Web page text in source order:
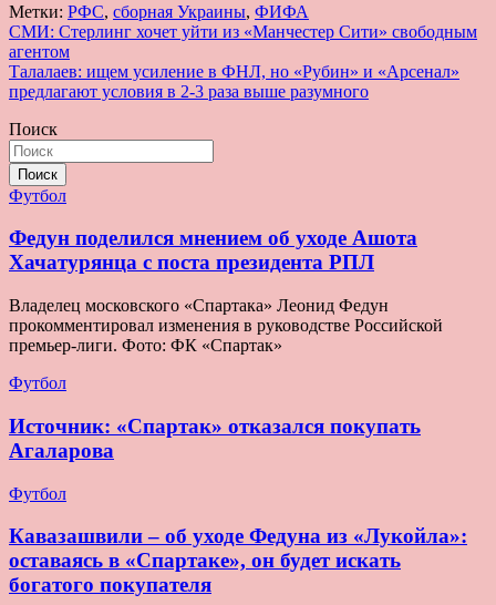
Метки: РФС, сборная Украины, ФИФА
Навигация
по
записям
СМИ: Стерлинг хочет уйти из «Манчестер Сити» свободным
агентом
Талалаев: ищем усиление в ФНЛ, но «Рубин» и «Арсенал»
предлагают условия в 2-3 раза выше разумного
Поиск
Поиск
Футбол
Федун поделился мнением об уходе Ашота
Хачатурянца с поста президента РПЛ
Владелец московского «Спартака» Леонид Федун
прокомментировал изменения в руководстве Российской
премьер-лиги. Фото: ФК «Спартак»
Футбол
Источник: «Спартак» отказался покупать
Агаларова
Футбол
Кавазашвили – об уходе Федуна из «Лукойла»:
оставаясь в «Спартаке», он будет искать
богатого покупателя